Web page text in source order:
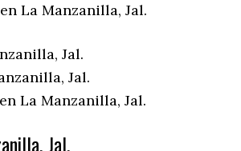
La Manzanilla, Jal.
Jal.
Jal.
La Manzanilla, Jal.
Jal.